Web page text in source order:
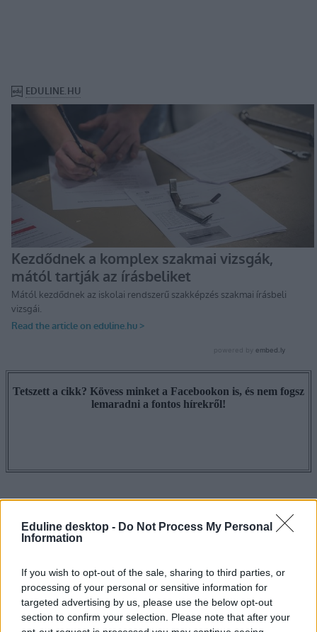
Eduline desktop - Do Not Process My Personal
Information
If you wish to opt-out of the sale, sharing to third parties, or
processing of your personal or sensitive information for
targeted advertising by us, please use the below opt-out
section to confirm your selection. Please note that after your
Tetszett a cikk? Kövess minket a Facebookon is, és nem fogsz
lemaradni a fontos hírekről!